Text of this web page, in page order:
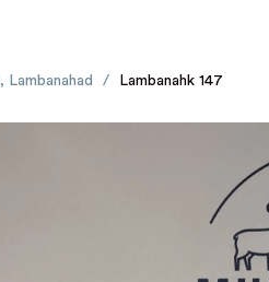
, Lambanahad / Lambanahk 147